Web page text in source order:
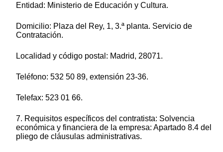
Entidad: Ministerio de Educación y Cultura.
Domicilio: Plaza del Rey, 1, 3.ª planta. Servicio de
Contratación.
Localidad y código postal: Madrid, 28071.
Teléfono: 532 50 89, extensión 23-36.
Telefax: 523 01 66.
7. Requisitos específicos del contratista: Solvencia
económica y financiera de la empresa: Apartado 8.4 del
pliego de cláusulas administrativas.